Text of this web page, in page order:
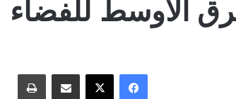
الأوسط للفضاء
فيسبوك ‫X مشاركة عبر البريد طباعة